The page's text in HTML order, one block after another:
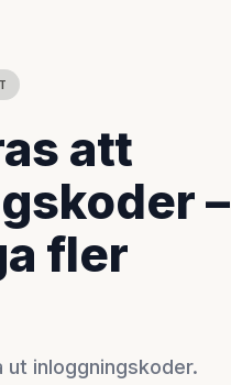
att
–
fler
inloggningskoder.